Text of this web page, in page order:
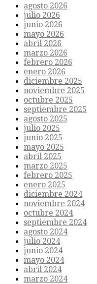
agosto 2026
julio 2026
junio 2026
mayo 2026
abril 2026
marzo 2026
febrero 2026
enero 2026
diciembre 2025
noviembre 2025
octubre 2025
septiembre 2025
agosto 2025
julio 2025
junio 2025
mayo 2025
abril 2025
marzo 2025
febrero 2025
enero 2025
diciembre 2024
noviembre 2024
octubre 2024
septiembre 2024
agosto 2024
julio 2024
junio 2024
mayo 2024
abril 2024
marzo 2024